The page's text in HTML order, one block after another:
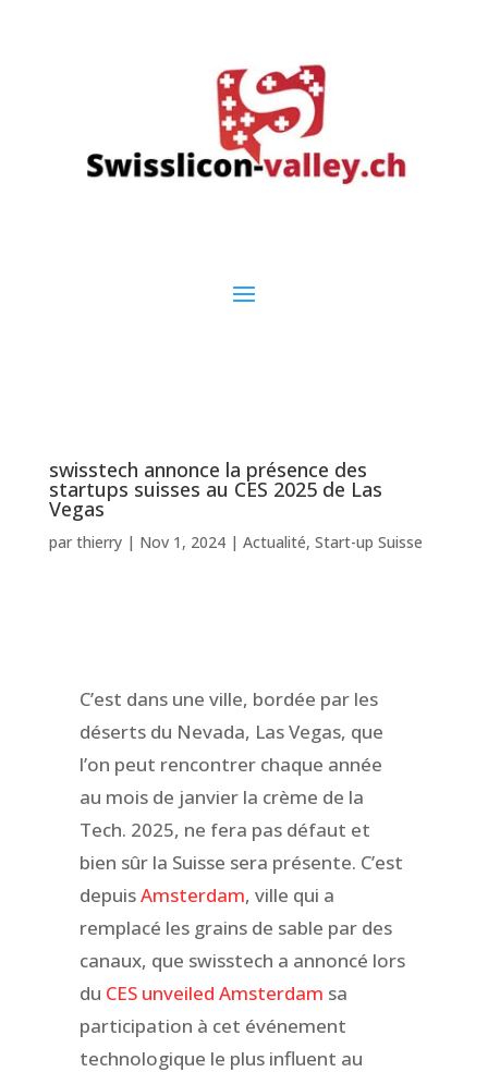
swisstech annonce la présence des
startups suisses au CES 2025 de Las
Vegas
par thierry| Nov 1, 2024| Actualité, Start-up Suisse
C’est dans une ville, bordée par les
déserts du Nevada, Las Vegas, que
l’on peut rencontrer chaque année
au mois de janvier la crème de la
Tech. 2025, ne fera pas défaut et
bien sûr la Suisse sera présente. C’est
depuisAmsterdam, ville qui a
remplacé les grains de sable par des
canaux, que swisstech a annoncé lors
du CES unveiled Amsterdam sa
participation à cet événement
technologique le plus influent au